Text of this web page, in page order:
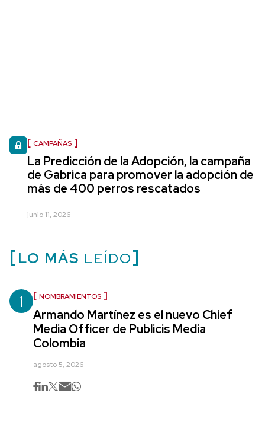
CAMPAÑAS
La Predicción de la Adopción, la campaña
de Gabrica para promover la adopción de
más de 400 perros rescatados
junio 11, 2026
LO MÁS LEÍDO
1 NOMBRAMIENTOS
Armando Martínez es el nuevo Chief
Media Officer de Publicis Media
Colombia
agosto 5, 2026